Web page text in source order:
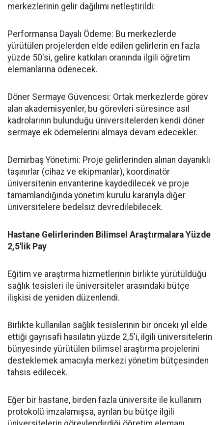
merkezlerinin gelir dağılımı netleştirildi:
​Performansa Dayalı Ödeme: Bu merkezlerde
yürütülen projelerden elde edilen gelirlerin en fazla
yüzde 50'si, gelire katkıları oranında ilgili öğretim
elemanlarına ödenecek.
​Döner Sermaye Güvencesi: Ortak merkezlerde görev
alan akademisyenler, bu görevleri süresince asıl
kadrolarının bulunduğu üniversitelerden kendi döner
sermaye ek ödemelerini almaya devam edecekler.
​Demirbaş Yönetimi: Proje gelirlerinden alınan dayanıklı
taşınırlar (cihaz ve ekipmanlar), koordinatör
üniversitenin envanterine kaydedilecek ve proje
tamamlandığında yönetim kurulu kararıyla diğer
üniversitelere bedelsiz devredilebilecek.
​Hastane Gelirlerinden Bilimsel Araştırmalara Yüzde
2,5'lik Pay
​Eğitim ve araştırma hizmetlerinin birlikte yürütüldüğü
sağlık tesisleri ile üniversiteler arasındaki bütçe
ilişkisi de yeniden düzenlendi.
​Birlikte kullanılan sağlık tesislerinin bir önceki yıl elde
ettiği gayrisafi hasılatın yüzde 2,5'i, ilgili üniversitelerin
bünyesinde yürütülen bilimsel araştırma projelerini
desteklemek amacıyla merkezi yönetim bütçesinden
tahsis edilecek.
​Eğer bir hastane, birden fazla üniversite ile kullanım
protokolü imzalamışsa, ayrılan bu bütçe ilgili